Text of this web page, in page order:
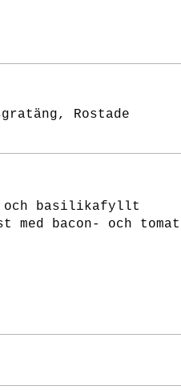
Rostade
och basilikafyllt
med bacon- och